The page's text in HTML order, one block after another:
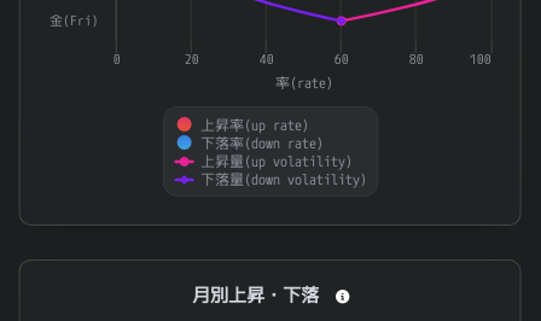
6101
ＭＡＸＩＳ 日経２２５上場投信
Ｏｎｅ ＥＴＦ 日経２２５
0.927
上場インデックスファンド日経２２５（ミニ）
0.927
率(rate)
上昇率(up rate)
下落率(down rate)
上昇量(up volatility)
下落量(down volatility)
金(Fri)
0 20 40 60 80 100
End of interactive chart.
月別上昇・下落